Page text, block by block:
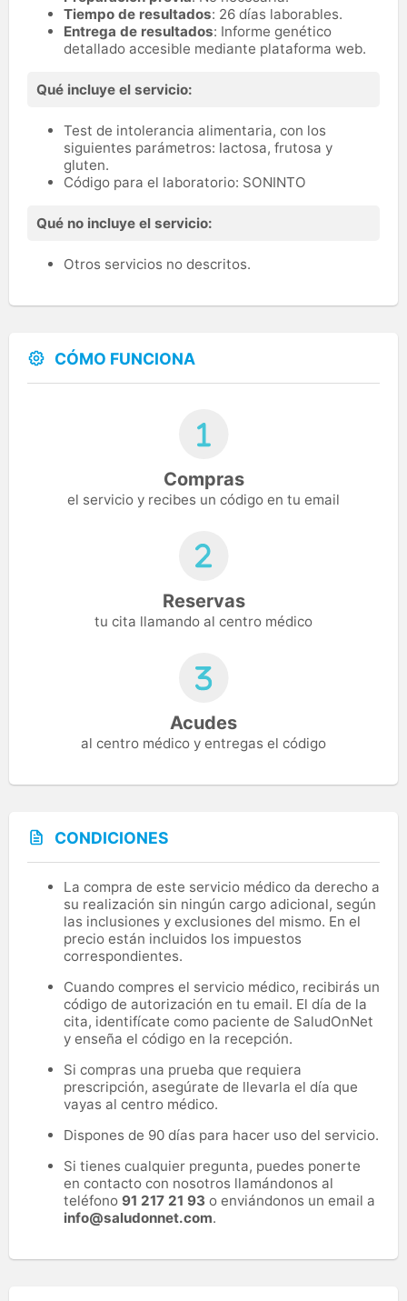
Tiempo de resultados: 26 días laborables.
Entrega de resultados: Informe genético
detallado accesible mediante plataforma web.
Qué incluye el servicio:
Test de intolerancia alimentaria, con los
siguientes parámetros: lactosa, frutosa y
gluten.
Código para el laboratorio: SONINTO
Qué no incluye el servicio:
Otros servicios no descritos.
CÓMO FUNCIONA
Compras
el servicio y recibes un código en tu email
Reservas
tu cita llamando al centro médico
Acudes
al centro médico y entregas el código
CONDICIONES
La compra de este servicio médico da derecho a
su realización sin ningún cargo adicional, según
las inclusiones y exclusiones del mismo. En el
precio están incluidos los impuestos
correspondientes.
Cuando compres el servicio médico, recibirás un
código de autorización en tu email. El día de la
cita, identifícate como paciente de SaludOnNet
y enseña el código en la recepción.
Si compras una prueba que requiera
prescripción, asegúrate de llevarla el día que
vayas al centro médico.
Dispones de 90 días para hacer uso del servicio.
Si tienes cualquier pregunta, puedes ponerte
en contacto con nosotros llamándonos al
teléfono 91 217 21 93 o enviándonos un email a
info@saludonnet.com.